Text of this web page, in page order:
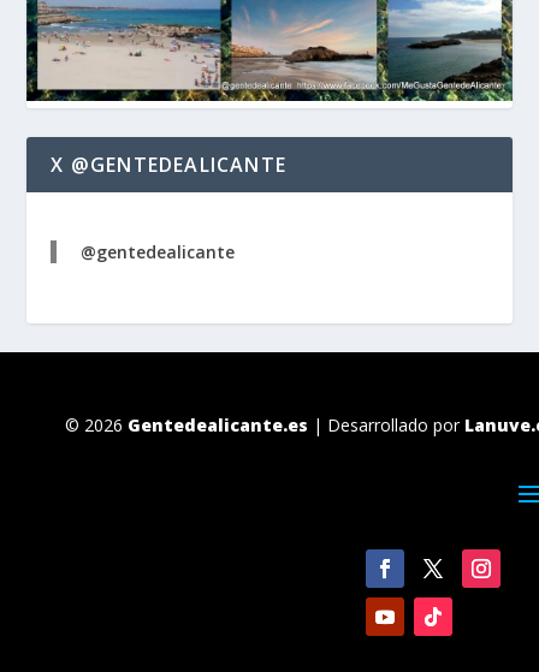
X @GENTEDEALICANTE
@gentedealicante
© 2026 Gentedealicante.es | Desarrollado por